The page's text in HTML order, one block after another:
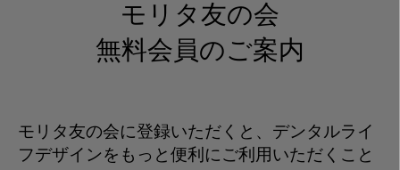
モリタ友の会
無料会員のご案内
モリタ友の会に登録いただくと、デンタルライ
フデザインをもっと便利にご利用いただくこと